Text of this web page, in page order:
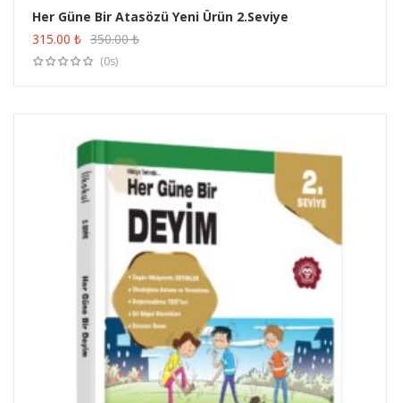
Her Güne Bir Atasözü Yeni Ürün 2.Seviye
315.00 ₺ 350.00₺
(0s)